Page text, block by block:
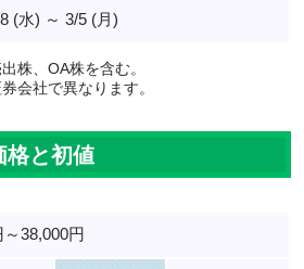
(水) ～ 3/5 (月)
株、OA株を含む。
会社で異なります。
格と初値
38,000円